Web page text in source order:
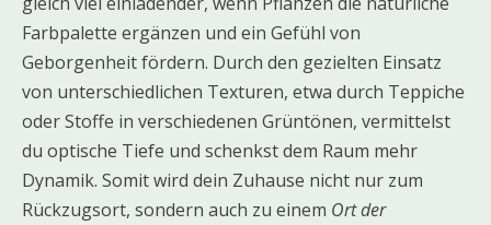
Farbpalette ergänzen und ein Gefühl von
Geborgenheit fördern. Durch den gezielten Einsatz
von unterschiedlichen Texturen, etwa durch Teppiche
oder Stoffe in verschiedenen Grüntönen, vermittelst
du optische Tiefe und schenkst dem Raum mehr
Dynamik. Somit wird dein Zuhause nicht nur zum
Rückzugsort, sondern auch zu einem Ort der